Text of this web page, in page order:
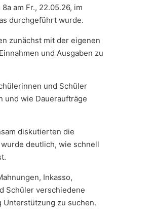
am Fr., 22.05.26, im
durchgeführt wurde.
zunächst mit der eigenen
und Ausgaben zu
und Schüler
und wie Daueraufträge
diskutierten die
deutlich, wie schnell
Inkasso,
Schüler verschiedene
zu suchen.